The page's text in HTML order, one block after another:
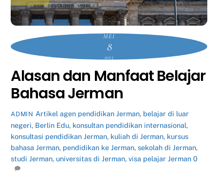
MEI
8
2025
Alasan dan Manfaat Belajar
Bahasa Jerman
ADMIN Artikel agen pendidikan Jerman, belajar di luar
negeri, Berlin Edu, konsultan pendidikan internasional,
konsultasi pendidikan Jerman, kuliah di Jerman, kursus
bahasa Jerman, pendidikan ke Jerman,sekolah di Jerman,
studi Jerman, universitas di Jerman,visa pelajar Jerman 0